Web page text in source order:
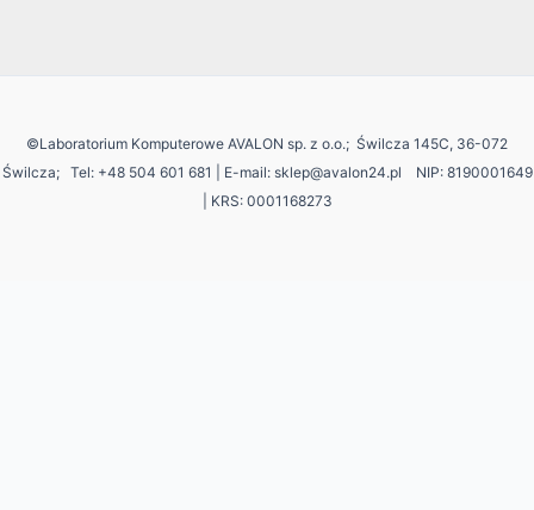
©Laboratorium Komputerowe AVALON sp. z o.o.; Świlcza 145C, 36-072
Świlcza; Tel: +48 504 601 681 | E-mail: sklep@avalon24.pl NIP: 8190001649
| KRS: 0001168273